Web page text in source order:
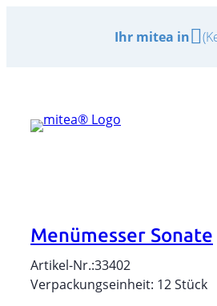
Ihr mitea in
Menümesser Sonate
Artikel-Nr.:33402
Verpackungseinheit: 12Stück